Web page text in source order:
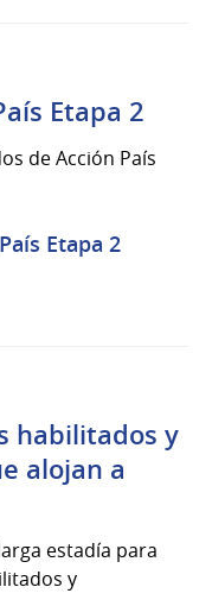
Etapa 2
de Acción País
Etapa 2
habilitados y
alojan a
estadía para
y